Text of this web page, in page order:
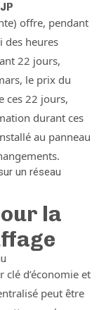
offre, pendant
des heures
22 jours,
le prix du
ces 22 jours,
durant ces
au panneau
un réseau
la
d’économie et
peut être